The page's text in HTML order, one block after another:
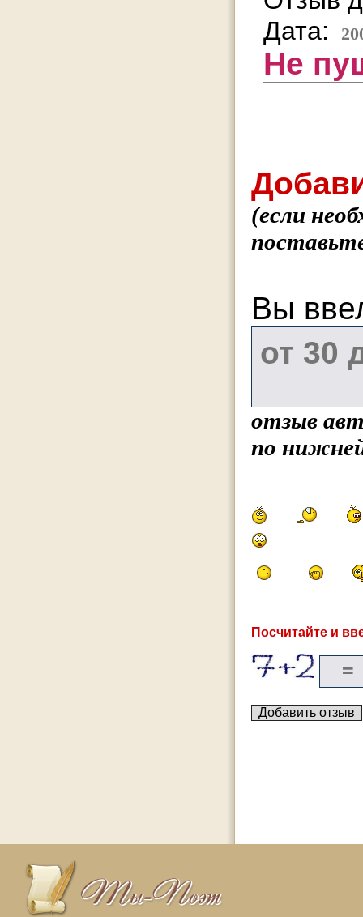
Дата:
Не
(если
Вы
отзыв
по
Посчитайте и